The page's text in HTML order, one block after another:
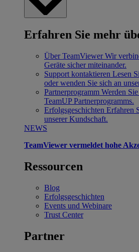
Erfahren Sie mehr
Über TeamViewer Wir
Geräte sicher miteinander.
Support kontaktieren Lesen
oder wenden Sie sich an
Partnerprogramm Werden
TeamUP Partnerprogramms.
Erfolgsgeschichten Erfahren
unserer Kundschaft.
NEWS
TeamViewer vermeldet hohe
Ressourcen
Blog
Erfolgsgeschichten
Events und Webinare
Trust Center
Partner